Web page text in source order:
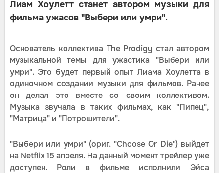
Лиам Хоулетт станет автором музыки для
фильма ужасов "Выбери или умри".
Основатель коллектива The Prodigy стал автором
музыкальной темы для ужастика "Выбери или
умри". Это будет первый опыт Лиама Хоулетта в
одиночном создании музыки для фильмов. Ранее
он делал это вместе со своим коллективом.
Музыка звучала в таких фильмах, как "Пипец",
"Матрица" и "Потрошители".
"Выбери или умри" (ориг. "Choose Or Die") выйдет
на Netflix 15 апреля. На данный момент трейлер уже
доступен. Роли в фильме исполнили Эйса